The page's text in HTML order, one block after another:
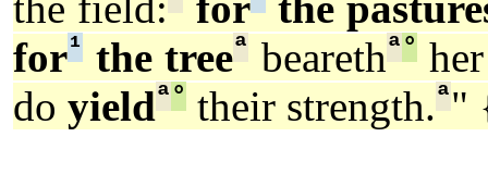
for¹ the treeª bearethª°
do yieldª° their strength.ª"